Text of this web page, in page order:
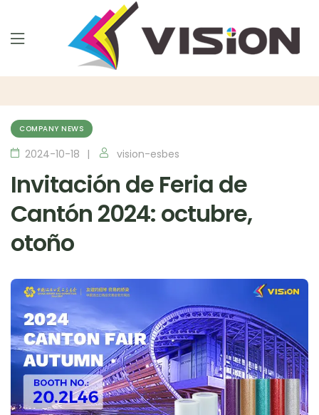
COMPANY NEWS
2024-10-18 vision-esbes
Invitación de Feria de
Cantón 2024: octubre,
otoño